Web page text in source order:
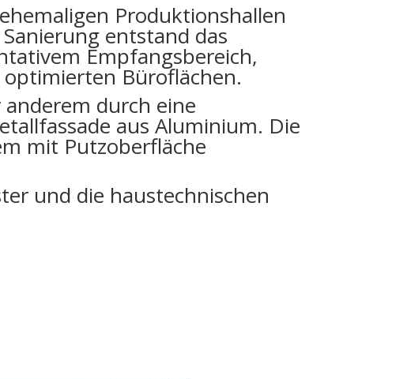
Produktionshallen
entstand das
Empfangsbereich,
Büroflächen.
durch eine
aus Aluminium. Die
mit Putzoberfläche
und die haustechnischen